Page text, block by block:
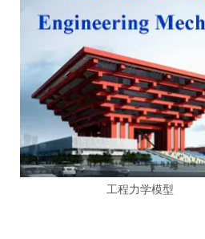
工程力学模型